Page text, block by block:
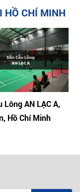
HỒ CHÍ MINH
Lông AN LẠC A,
Hồ Chí Minh